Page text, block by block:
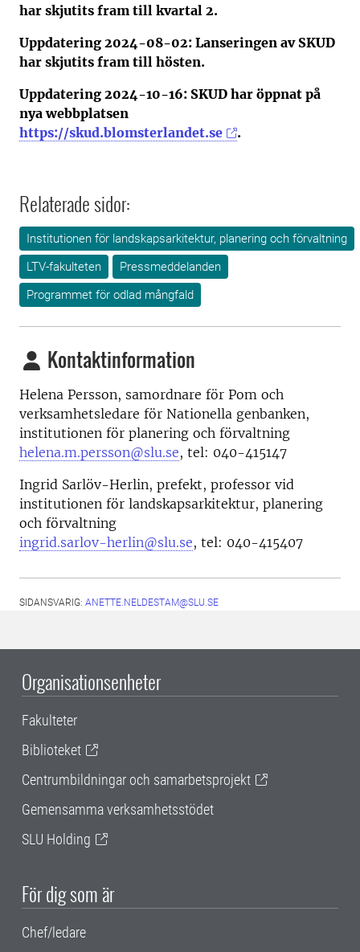
har skjutits fram till kvartal 2.
Uppdatering 2024-08-02: Lanseringen av SKUD
har skjutits fram till hösten.
Uppdatering 2024-10-16: SKUD har öppnat på
nya webbplatsen
https://skud.blomsterlandet.se
.
Relaterade sidor:
Institutionen för landskapsarkitektur, planering och förvaltning
LTV-fakulteten
Pressmeddelanden
Programmet för odlad mångfald
Kontaktinformation
Helena Persson, samordnare för Pom och
verksamhetsledare för Nationella genbanken,
institutionen för planering och förvaltning
helena.m.persson@slu.se, tel: 040-415147
Ingrid Sarlöv-Herlin, prefekt, professor vid
institutionen för landskapsarkitektur, planering
och förvaltning
ingrid.sarlov-herlin@slu.se, tel: 040-415407
SIDANSVARIG: ANETTE.NELDESTAM@SLU.SE
Organisationsenheter
Fakulteter
Biblioteket
Centrumbildningar och samarbetsprojekt
Gemensamma verksamhetsstödet
SLU Holding
För dig som är
Chef/ledare